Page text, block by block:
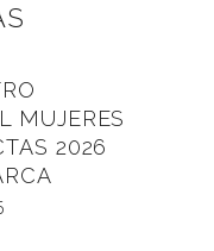
MUJERES
2026